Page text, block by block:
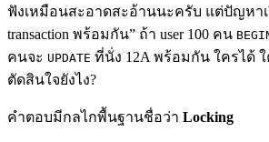
ฟังเหมือนสะอาดสะอ้านนะครับ แต่ปัญหา
transaction พร้อมกัน” ถ้า user 100 คน
คนจะ UPDATE ที่นั่ง 12A พร้อมกัน ใครได้ ใ
ตัดสินใจยังไง?
คำตอบมีกลไกพื้นฐานชื่อว่า Locking